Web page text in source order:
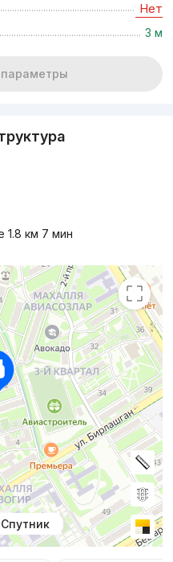
Нет
3 м
параметры
1.8 км 7 мин
Спутник